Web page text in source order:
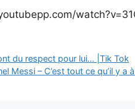
du respect pour lui… |Tik Tok
Messi – C’est tout ce qu’il y a